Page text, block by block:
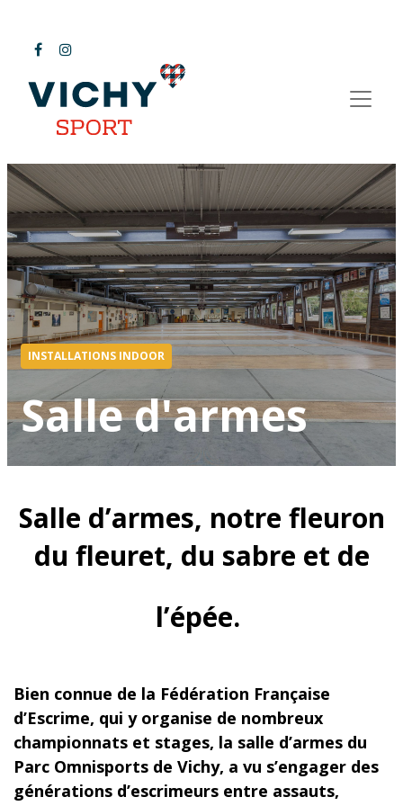
INSTALLATIONS INDOOR
Salle d'armes
Salle d’armes, notre fleuron
du fleuret, du sabre et de
l’épée.
Bien connue de la Fédération Française
d’Escrime, qui y organise de nombreux
championnats et stages, la salle d’armes du
Parc Omnisports de Vichy, a vu s’engager des
générations d’escrimeurs entre assauts,